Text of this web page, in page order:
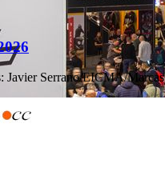
: Javier Serrano/EICMA/Marcas